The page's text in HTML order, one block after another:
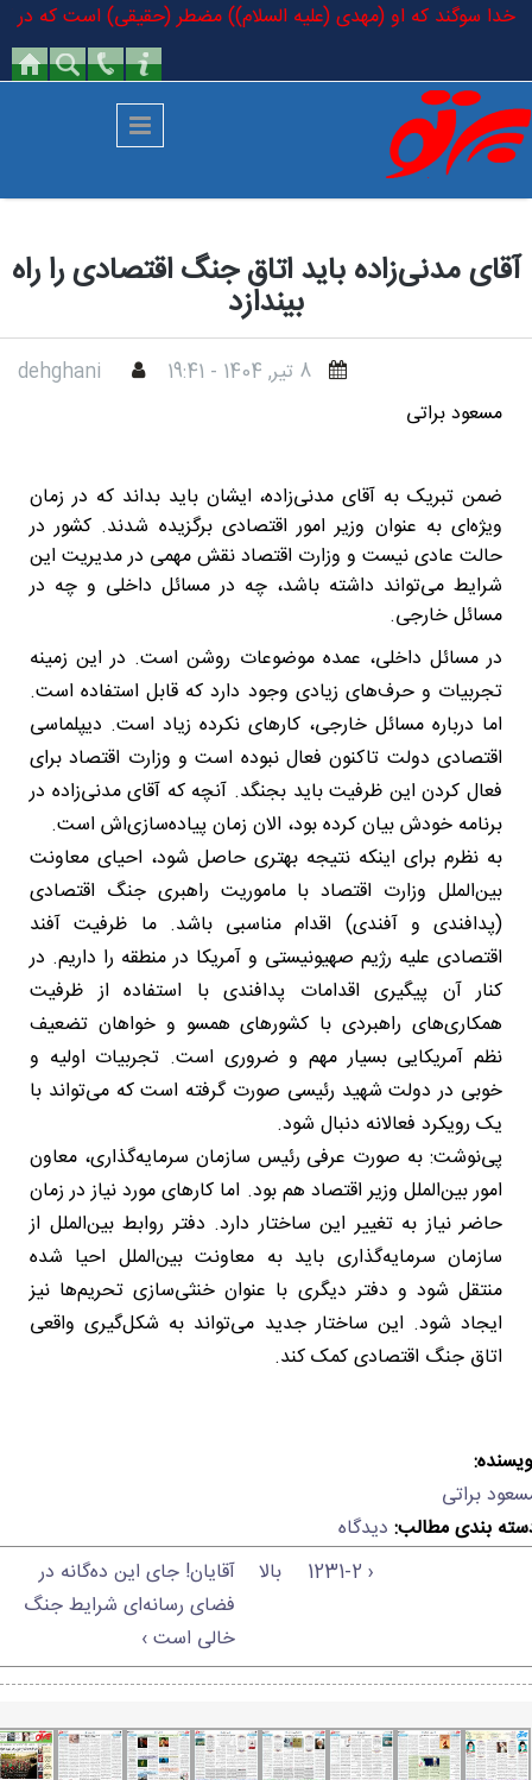
رفتن به محتوای اصلی
به خدا سوگند که او (مهدی (علیه السلام)) مضطر (حقیقی) است که در
آقای مدنی‌زاده باید اتاق جنگ اقتصادی را راه
بیندازد
8 تير, 1404 - 19:41
dehghani
مسعود براتی
ضمن تبریک به آقای مدنی‌زاده، ایشان باید بداند که در زمان
ویژه‌ای به عنوان وزیر امور اقتصادی برگزیده شدند. کشور در
حالت عادی نیست و وزارت اقتصاد نقش مهمی در مدیریت این
شرایط می‌تواند داشته باشد، چه در مسائل داخلی و چه در
مسائل خارجی.
در مسائل داخلی، عمده موضوعات روشن است. در این زمینه
تجربیات و حرف‌های زیادی وجود دارد که قابل استفاده است.
اما درباره مسائل خارجی، کارهای نکرده زیاد است. دیپلماسی
اقتصادی دولت تاکنون فعال نبوده است و وزارت اقتصاد برای
فعال کردن این ظرفیت باید بجنگد. آنچه که آقای مدنی‌زاده در
برنامه خودش بیان کرده بود، الان زمان پیاده‌سازی‌اش است.
به نظرم برای اینکه نتیجه بهتری حاصل شود، احیای معاونت
بین‌الملل وزارت اقتصاد با ماموریت راهبری جنگ اقتصادی
(پدافندی و آفندی) اقدام مناسبی باشد. ما ظرفیت آفند
اقتصادی علیه رژیم صهیونیستی و آمریکا در منطقه را داریم. در
کنار آن پیگیری اقدامات پدافندی با استفاده از ظرفیت
همکاری‌های راهبردی با کشورهای همسو و خواهان تضعیف
نظم آمریکایی بسیار مهم و ضروری است. تجربیات اولیه و
خوبی در دولت شهید رئیسی صورت گرفته است که می‌تواند با
یک رویکرد فعالانه دنبال شود.
پی‌نوشت: به صورت عرفی رئیس سازمان سرمایه‌گذاری، معاون
امور بین‌الملل وزیر اقتصاد هم بود. اما کارهای مورد نیاز در زمان
حاضر نیاز به تغییر این ساختار دارد. دفتر روابط بین‌الملل از
سازمان سرمایه‌گذاری باید به معاونت بین‌الملل احیا شده
منتقل شود و دفتر دیگری با عنوان خنثی‌سازی تحریم‌ها نیز
ایجاد شود. این ساختار جدید می‌تواند به شکل‌گیری واقعی
اتاق جنگ اقتصادی کمک کند.
براتی
بندی مطالب: دیدگاه
‹ 1231-2
بالا
آقایان! جای این ده‌گانه‌ در
فضای رسانه‌ای شرایط جنگ
خالی است ›